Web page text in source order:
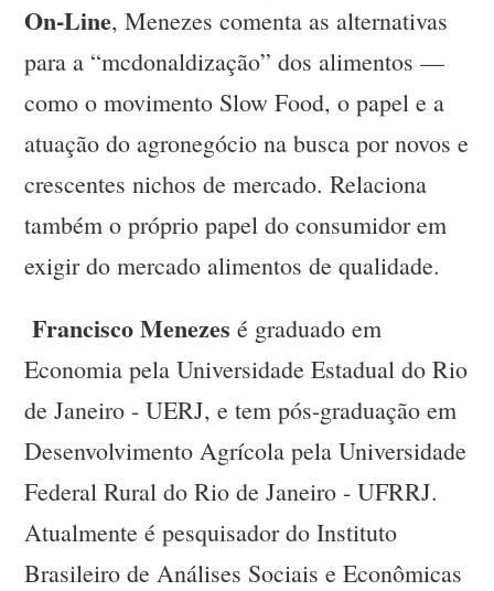
On-Line, Menezes comenta as alternativas
para a “mcdonaldização” dos alimentos —
como o movimento Slow Food, o papel e a
atuação do agronegócio na busca por novos e
crescentes nichos de mercado. Relaciona
também o próprio papel do consumidor em
exigir do mercado alimentos de qualidade.
Francisco Menezes é graduado em
Economia pela Universidade Estadual do Rio
de Janeiro - UERJ, e tem pós-graduação em
Desenvolvimento Agrícola pela Universidade
Federal Rural do Rio de Janeiro - UFRRJ.
Atualmente é pesquisador do Instituto
Brasileiro de Análises Sociais e Econômicas